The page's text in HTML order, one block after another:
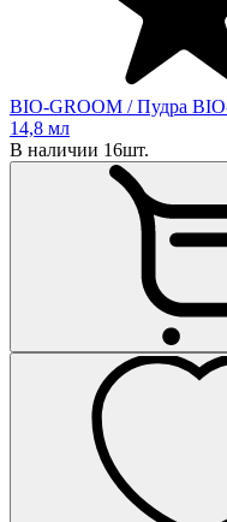
BIO-GROOM / Пудра
14,8 мл
В наличии 16шт.